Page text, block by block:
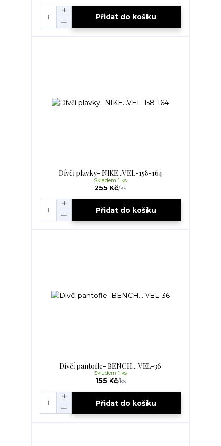
Přidat do košíku
Dívčí plavky- NIKE...VEL-158-164
255 Kč/ks
Skladem 1 ks
Přidat do košíku
Dívčí pantofle- BENCH... VEL-36
155 Kč/ks
Skladem 1 ks
Přidat do košíku